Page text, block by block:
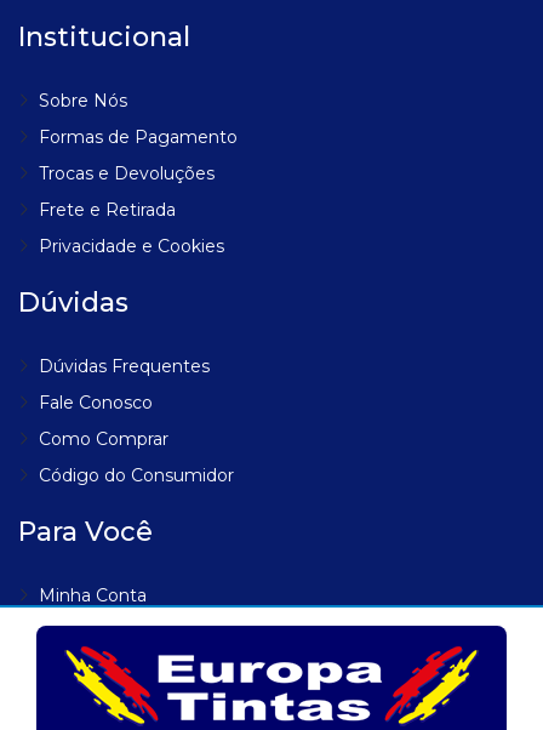
Institucional
Sobre Nós
Formas de Pagamento
Trocas e Devoluções
Frete e Retirada
Privacidade e Cookies
Dúvidas
Dúvidas Frequentes
Fale Conosco
Como Comprar
Código do Consumidor
Para Você
Minha Conta
Meus Endereços
Meus Pedidos
Lista de Desejos